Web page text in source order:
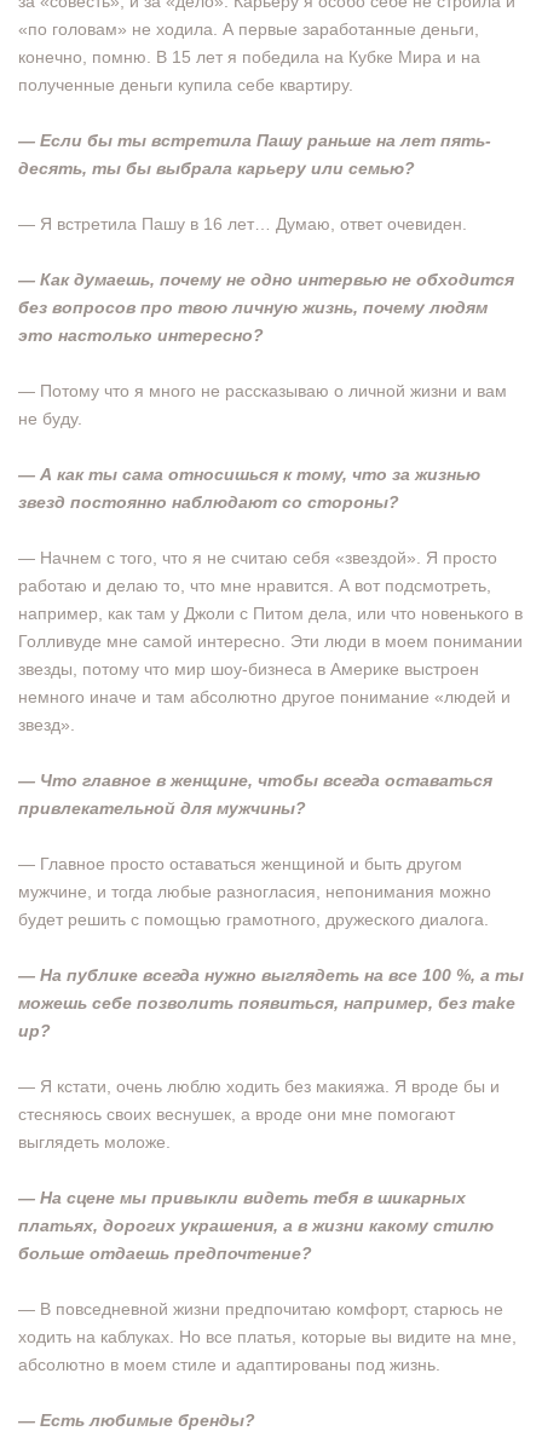
«по головам» не ходила. А первые заработанные деньги,
конечно, помню. В 15 лет я победила на Кубке Мира и на
полученные деньги купила себе квартиру.
— Если бы ты встретила Пашу раньше на лет пять-
десять, ты бы выбрала карьеру или семью?
— Я встретила Пашу в 16 лет… Думаю, ответ очевиден.
— Как думаешь, почему не одно интервью не обходится
без вопросов про твою личную жизнь, почему людям
это настолько интересно?
— Потому что я много не рассказываю о личной жизни и вам
не буду.
— А как ты сама относишься к тому, что за жизнью
звезд постоянно наблюдают со стороны?
— Начнем с того, что я не считаю себя «звездой». Я просто
работаю и делаю то, что мне нравится. А вот подсмотреть,
например, как там у Джоли с Питом дела, или что новенького в
Голливуде мне самой интересно. Эти люди в моем понимании
звезды, потому что мир шоу-бизнеса в Америке выстроен
немного иначе и там абсолютно другое понимание «людей и
звезд».
— Что главное в женщине, чтобы всегда оставаться
привлекательной для мужчины?
— Главное просто оставаться женщиной и быть другом
мужчине, и тогда любые разногласия, непонимания можно
будет решить с помощью грамотного, дружеского диалога.
— На публике всегда нужно выглядеть на все 100 %, а ты
можешь себе позволить появиться, например, без make
up?
— Я кстати, очень люблю ходить без макияжа. Я вроде бы и
стесняюсь своих веснушек, а вроде они мне помогают
выглядеть моложе.
— На сцене мы привыкли видеть тебя в шикарных
платьях, дорогих украшения, а в жизни какому стилю
больше отдаешь предпочтение?
— В повседневной жизни предпочитаю комфорт, старюсь не
ходить на каблуках. Но все платья, которые вы видите на мне,
абсолютно в моем стиле и адаптированы под жизнь.
— Есть любимые бренды?